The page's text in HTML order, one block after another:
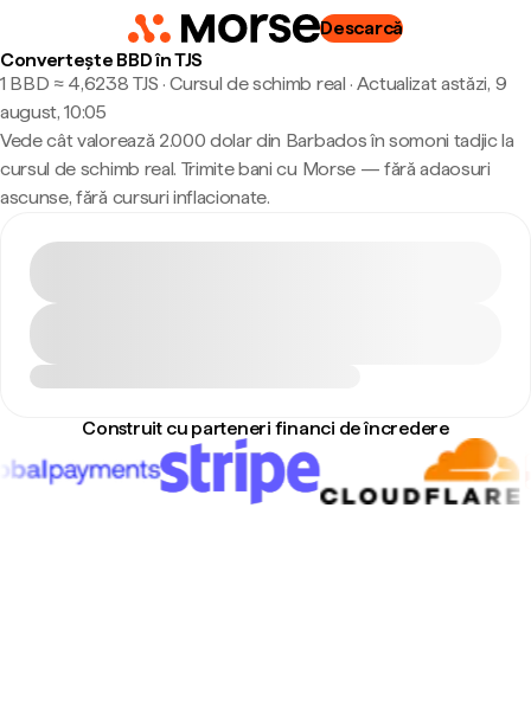
Descarcă
Convertește BBD în TJS
1 BBD ≈ 4,6238 TJS · Cursul de schimb real · Actualizat astăzi, 9
august, 10:05
Vede cât valorează 2.000 dolar din Barbados în somoni tadjic la
cursul de schimb real. Trimite bani cu Morse — fără adaosuri
ascunse, fără cursuri inflacionate.
Construit cu parteneri financi de încredere